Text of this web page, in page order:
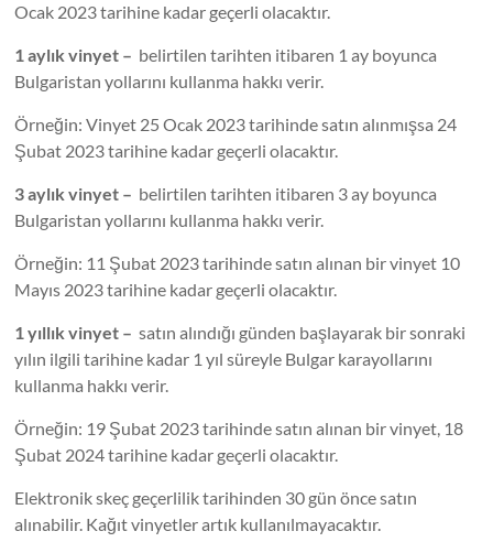
Ocak 2023 tarihine kadar geçerli olacaktır.
1 aylık vinyet – belirtilen tarihten itibaren 1 ay boyunca
Bulgaristan yollarını kullanma hakkı verir.
Örneğin: Vinyet 25 Ocak 2023 tarihinde satın alınmışsa 24
Şubat 2023 tarihine kadar geçerli olacaktır.
3 aylık vinyet – belirtilen tarihten itibaren 3 ay boyunca
Bulgaristan yollarını kullanma hakkı verir.
Örneğin: 11 Şubat 2023 tarihinde satın alınan bir vinyet 10
Mayıs 2023 tarihine kadar geçerli olacaktır.
1 yıllık vinyet – satın alındığı günden başlayarak bir sonraki
yılın ilgili tarihine kadar 1 yıl süreyle Bulgar karayollarını
kullanma hakkı verir.
Örneğin: 19 Şubat 2023 tarihinde satın alınan bir vinyet, 18
Şubat 2024 tarihine kadar geçerli olacaktır.
Elektronik skeç geçerlilik tarihinden 30 gün önce satın
alınabilir. Kağıt vinyetler artık kullanılmayacaktır.